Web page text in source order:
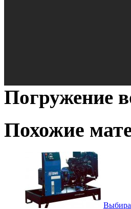
Погружение
Похожие